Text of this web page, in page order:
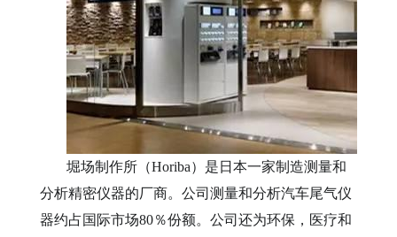
堀场制作所（Horiba）是日本一家制造测量和
分析精密仪器的厂商。公司测量和分析汽车尾气仪
器约占国际市场80％份额。公司还为环保，医疗和